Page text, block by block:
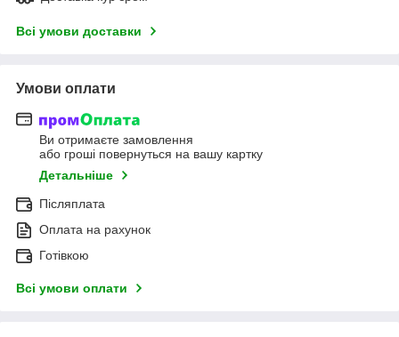
Всі умови доставки
Умови оплати
Ви отримаєте замовлення
або гроші повернуться на вашу картку
Детальніше
Післяплата
Оплата на рахунок
Готівкою
Всі умови оплати